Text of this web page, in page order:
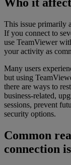
This issue primarily
If you connect to
use TeamViewer
your activity as
Many users
but using
there are ways to
business-related,
sessions, prevent
security options.
Common
connection